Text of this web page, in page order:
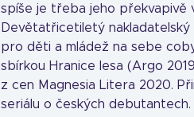
spíše je třeba jeho
Devětatřicetiletý
pro děti a mládež na sebe
sbírkou Hranice lesa (Argo
z cen Magnesia Litera 2020.
seriálu o českých debutantech.